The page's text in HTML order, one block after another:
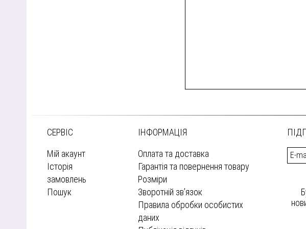
СЕРВІС
Мій акаунт
Історія
замовлень
Пошук
ІНФОРМАЦІЯ
Оплата та доставка
Гарантія та повернення товару
Розміри
Зворотній зв’язок
Правила обробки особистих
даних